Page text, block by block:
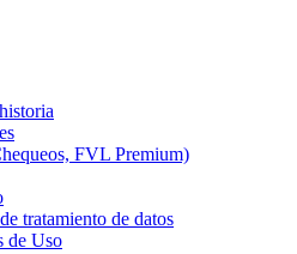
FVL Premium)
tratamiento de datos
de Uso